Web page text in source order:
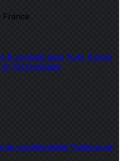
France
& conseils auto Auto Autres
et Technologies
de confidentialité Politique de